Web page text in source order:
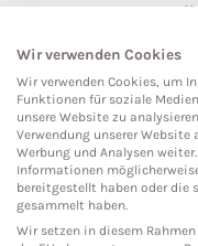
Wir verwenden Cookies
Wir verwenden Cookies, um
Funktionen für soziale
unsere Website zu
Verwendung unserer Website
Werbung und Analysen
Informationen
bereitgestellt haben oder die
gesammelt haben.
Wir setzen in diesem